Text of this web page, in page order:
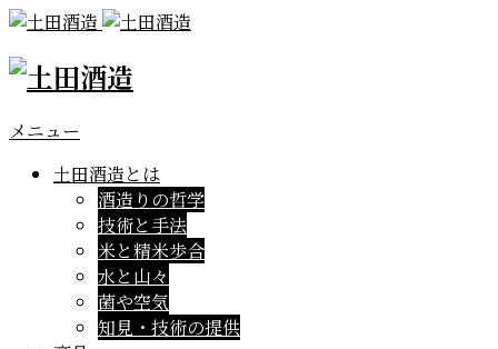
メニュー
土田酒造とは
酒造りの哲学
技術と手法
米と精米歩合
水と山々
菌や空気
知見・技術の提供